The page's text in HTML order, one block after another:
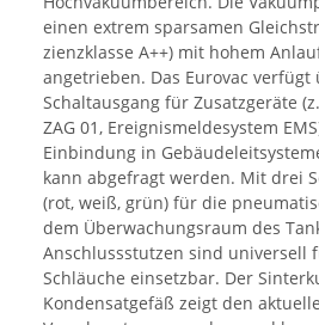
einen extrem sparsamen
zienzklasse A++) mit hohem
angetrieben. Das Eurovac verfügt
Schaltausgang für Zusatzgeräte
ZAG 01, Ereignismeldesystem
Einbindung in
kann abgefragt werden. Mit drei
(rot, weiß, grün) für die
dem Überwachungsraum des
Anschlussstutzen sind universell
Schläuche einsetzbar. Der
Kondensatgefäß zeigt den